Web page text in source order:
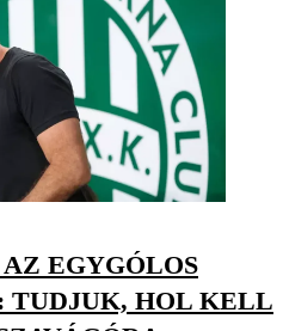
EGYGÓLOS
TUDJUK, HOL KELL